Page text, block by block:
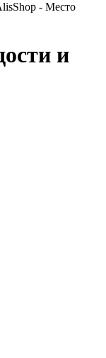
- Место
и